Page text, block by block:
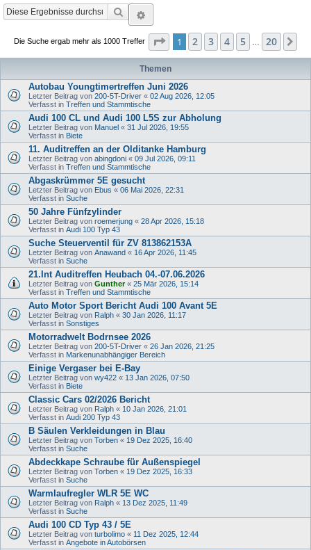
Suche
Die Suche ergab mehr als 1000 Treffer Seite 1 von 20
1 2 3 4 5 … 20
Themen
Autobau Youngtimertreffen Juni 2026
Letzter Beitrag von 200-5T-Driver « 02 Aug 2026, 12:05
Verfasst in Treffen und Stammtische
Audi 100 CL und Audi 100 L5S zur Abholung
Letzter Beitrag von Manuel « 31 Jul 2026, 19:55
Verfasst in Biete
11. Auditreffen an der Olditanke Hamburg
Letzter Beitrag von abingdoni « 09 Jul 2026, 09:11
Verfasst in Treffen und Stammtische
Abgaskrümmer 5E gesucht
Letzter Beitrag von Ebus « 06 Mai 2026, 22:31
Verfasst in Suche
50 Jahre Fünfzylinder
Letzter Beitrag von roemerjung « 28 Apr 2026, 15:18
Verfasst in Audi 100 Typ 43
Suche Steuerventil für ZV 813862153A
Letzter Beitrag von Anawand « 16 Apr 2026, 11:45
Verfasst in Suche
21.Int Auditreffen Heubach 04.-07.06.2026
Letzter Beitrag von Gunther« 25 Mär 2026, 15:14
Verfasst in Treffen und Stammtische
Auto Motor Sport Bericht Audi 100 Avant 5E
Letzter Beitrag von Ralph « 30 Jan 2026, 11:17
Verfasst in Sonstiges
Motorradwelt Bodrnsee 2026
Letzter Beitrag von 200-5T-Driver « 26 Jan 2026, 21:25
Verfasst in Markenunabhängiger Bereich
Einige Vergaser bei E-Bay
Letzter Beitrag von wy422 « 13 Jan 2026, 07:50
Verfasst in Biete
Classic Cars 02/2026 Bericht
Letzter Beitrag von Ralph « 10 Jan 2026, 21:01
Verfasst in Audi 200 Typ 43
B Säulen Verkleidungen in Blau
Letzter Beitrag von Torben « 19 Dez 2025, 16:40
Verfasst in Suche
Abdeckkape Schraube für Außenspiegel
Letzter Beitrag von Torben « 19 Dez 2025, 16:33
Verfasst in Suche
Warmlaufregler WLR 5E WC
Letzter Beitrag von Ralph « 13 Dez 2025, 11:49
Verfasst in Suche
Audi 100 CD Typ 43 / 5E
Letzter Beitrag von turbolimo « 11 Dez 2025, 12:44
Verfasst in Angebote in Autobörsen